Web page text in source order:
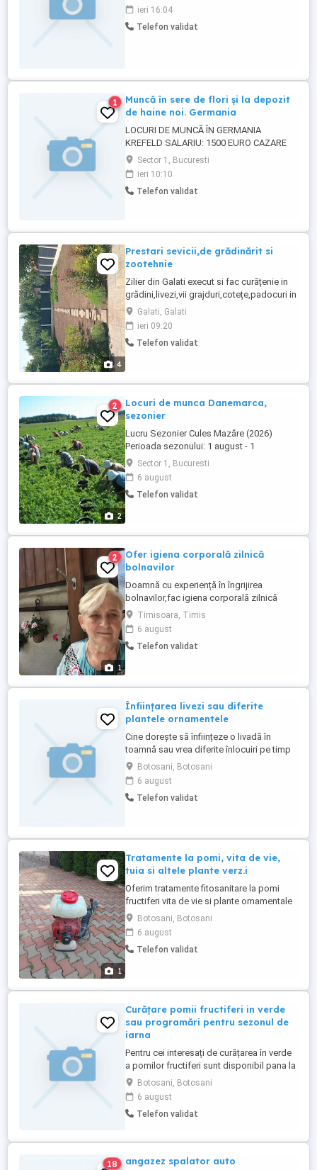
ieri 16:04
Telefon validat
1
Muncă în sere de flori și la depozit
de haine noi. Germania
LOCURI DE MUNCĂ ÎN GERMANIA
KREFELD SALARIU: 1500 EURO CAZARE
GRATUITĂ CONTRACT DE MUNCĂ
ACCEPTĂM BĂRBAȚI, FEMEI ȘI CUPLURI
CE MUNCĂ ESTE? Muncă în sere de flori
și la depozit de haine noi. La sere: plantat
Sector 1, Bucuresti
ieri 10:10
Telefon validat
4
Prestari sevicii,de grădinărit si
zootehnie
Zilier din Galati execut si fac curățenie in
grădini,livezi,vii grajduri,cotețe,padocuri in
grădini;Săpat,greblat,plantat,prășit,strâns
iarba,gunoiu,tund gard viu,tuya,trandafiri
curățenie in gospodărie
Galati, Galati
ieri 09:20
Telefon validat
2
2
Locuri de munca Danemarca,
sezonier
Lucru Sezonier Cules Mazăre (2026)
Perioada sezonului: 1 august - 1
octombrie) Remunerație: 6,00 DKK kg
plata se face în funcție de cantitatea
recoltată 200 kg zi=6*200=1200 dkk
zi*25=30000 dkk brut (calcul aproximativ
Sector 1, Bucuresti
6 august
Telefon validat
1
2
Ofer igiena corporală zilnică
bolnavilor
Doamnă cu experiență în îngrijirea
bolnavilor,fac igiena corporală zilnică
persoanelor bolnave la pat.Doresc și ofer
seriozitate.Lasati mi un mesaj și vă voi
suna eu.Multumesc( Doar in
Timișoara)Tel:
Timisoara, Timis
6 august
Telefon validat
Înființarea livezi sau diferite
plantele ornamentele
Cine dorește să înființeze o livadă în
toamnă sau vrea diferite înlocuiri pe timp
de vara nu ezitați să contactați suntem în
domeniu de peste 10 ani executam și
garduri provizorii în câmp fără beton sau
diferite locații
Botosani, Botosani
6 august
Telefon validat
1
Tratamente la pomi, vita de vie,
tuia si altele plante verz.i
Oferim tratamente fitosanitare la pomi
fructiferi vita de vie si plante ornamentale
experiență de peste 10 ani acest domeniu
Botosani, Botosani
6 august
Telefon validat
Curățare pomii fructiferi in verde
sau programări pentru sezonul de
iarna
Pentru cei interesați de curățarea în verde
a pomilor fructiferi sunt disponibil pana la
finalul lui octombrie. Iar pentru cei doritori
la 1 decembrie dăm drumul la sezonul de
curățarea în pauză vegetativa
Botosani, Botosani
6 august
Telefon validat
18 angazez spalator auto